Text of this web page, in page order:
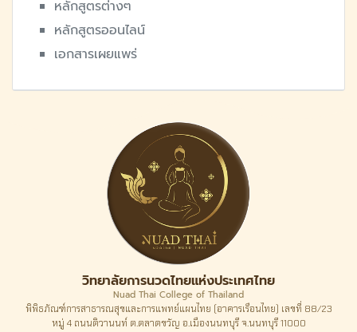
หลักสูตรต่างๆ
หลักสูตรออนไลน์
เอกสารเผยแพร่
วิทยาลัยการนวดไทยแห่งประเทศไทย
Nuad Thai College of Thailand
พิพิธภัณฑ์การสาธารณสุขและการแพทย์แผนไทย (อาคารเรือนไทย) เลขที่ 88/23
หมู่ 4 ถนนติวานนท์ ต.ตลาดขวัญ อ.เมืองนนทบุรี จ.นนทบุรี 11000